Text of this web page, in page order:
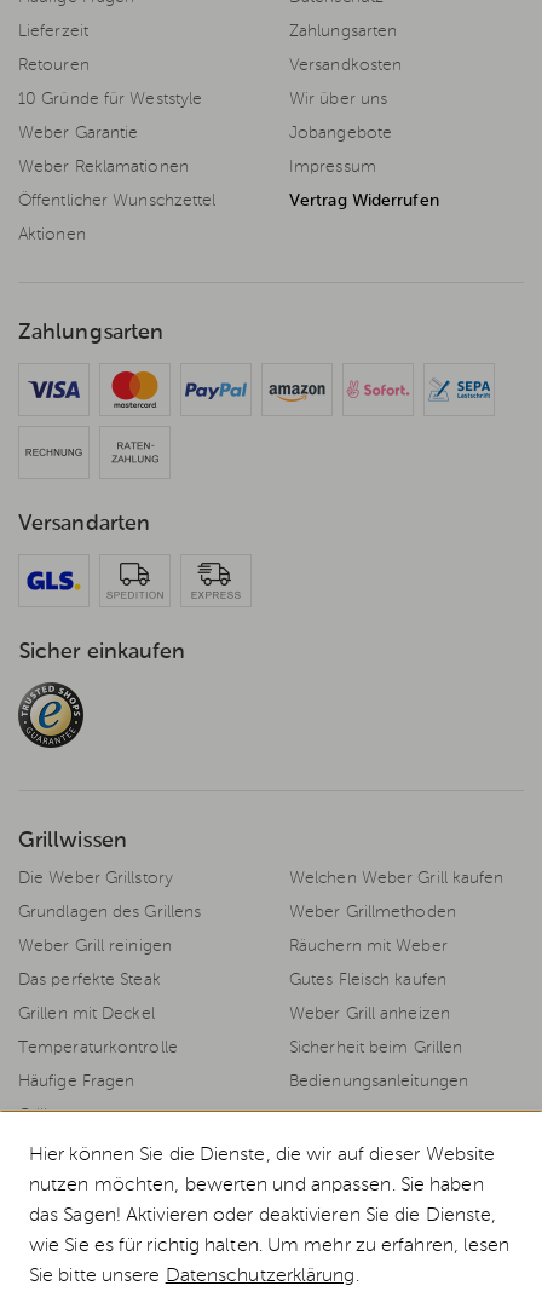
Lieferzeit
Retouren
10 Gründe für Weststyle
Weber Garantie
Weber Reklamationen
Öffentlicher Wunschzettel
Aktionen
Zahlungsarten
Versandkosten
Wir über uns
Jobangebote
Impressum
Vertrag Widerrufen
Zahlungsarten
Versandarten
Sicher einkaufen
Grillwissen
Die Weber Grillstory
Welchen Weber Grill kaufen
Grundlagen des Grillens
Weber Grillmethoden
Weber Grill reinigen
Räuchern mit Weber
Das perfekte Steak
Gutes Fleisch kaufen
Grillen mit Deckel
Weber Grill anheizen
Temperaturkontrolle
Sicherheit beim Grillen
Häufige Fragen
Bedienungsanleitungen
Grillrezepte
© 2026 Weststyle GmbH · Europas grosser Weber Spezialist
Alle Preise inkl. MwSt., inkl. Verpackungskosten und zzgl.
Durchgestrichene Preise entsprechen dem bisherigen Preis bei Weststyle.
Hier können Sie die Dienste, die wir auf dieser Website
nutzen möchten, bewerten und anpassen. Sie haben
das Sagen! Aktivieren oder deaktivieren Sie die Dienste,
wie Sie es für richtig halten. Um mehr zu erfahren, lesen
Sie bitte unsere Datenschutzerklärung.